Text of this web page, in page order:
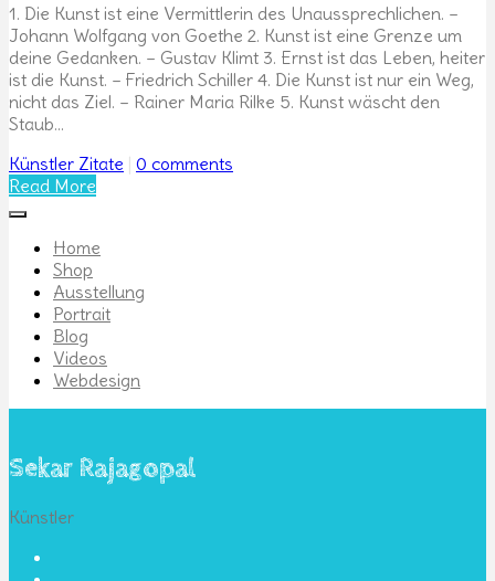
1. Die Kunst ist eine Vermittlerin des Unaussprechlichen. –
Johann Wolfgang von Goethe 2. Kunst ist eine Grenze um
deine Gedanken. – Gustav Klimt 3. Ernst ist das Leben, heiter
ist die Kunst. – Friedrich Schiller 4. Die Kunst ist nur ein Weg,
nicht das Ziel. – Rainer Maria Rilke 5. Kunst wäscht den
Staub…
Categories
Künstler Zitate | 0 comments
Read More
Home
Shop
Ausstellung
Portrait
Blog
Videos
Webdesign
Sekar Rajagopal
Künstler